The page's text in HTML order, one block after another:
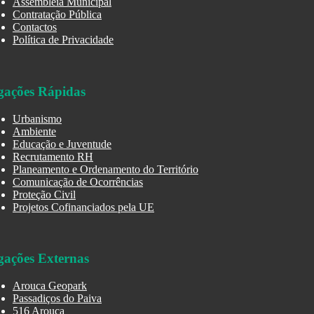
Contratação Pública
Contactos
Política de Privacidade
Rápidas
Urbanismo
Ambiente
Educação e Juventude
Recrutamento RH
Planeamento e Ordenamento do Território
Comunicação de Ocorrências
Proteção Civil
Projetos Cofinanciados pela UE
Externas
Arouca Geopark
Passadiços do Paiva
516 Arouca